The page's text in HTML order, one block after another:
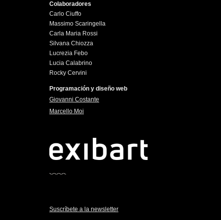
Colaboradores
Carlo Ciuffo
Massimo Scaringella
Carla Maria Rossi
Silvana Chiozza
Lucrezia Febo
Lucia Calabrino
Rocky Cervini
Programación y diseño web
Giovanni Costante
Marcello Moi
Suscríbete a la newsletter